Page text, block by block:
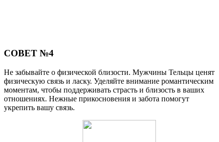
СОВЕТ №4
Не забывайте о физической близости. Мужчины Тельцы ценят
физическую связь и ласку. Уделяйте внимание романтическим
моментам, чтобы поддерживать страсть и близость в ваших
отношениях. Нежные прикосновения и забота помогут
укрепить вашу связь.